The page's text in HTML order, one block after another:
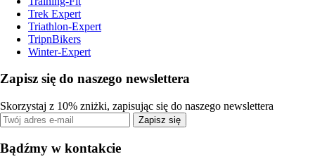
Trek Expert
Triathlon-Expert
TripnBikers
Winter-Expert
Zapisz się do naszego newslettera
Skorzystaj z 10% zniżki, zapisując się do naszego newslettera
Zapisz się
Bądźmy w kontakcie